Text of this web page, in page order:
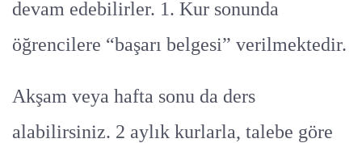
devam edebilirler. 1. Kur sonunda
öğrencilere “başarı belgesi” verilmektedir.
Akşam veya hafta sonu da ders
alabilirsiniz. 2 aylık kurlarla, talebe göre